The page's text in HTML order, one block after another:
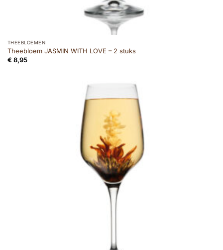
THEEBLOEMEN
Theebloem JASMIN WITH LOVE – 2 stuks
€ 8,95